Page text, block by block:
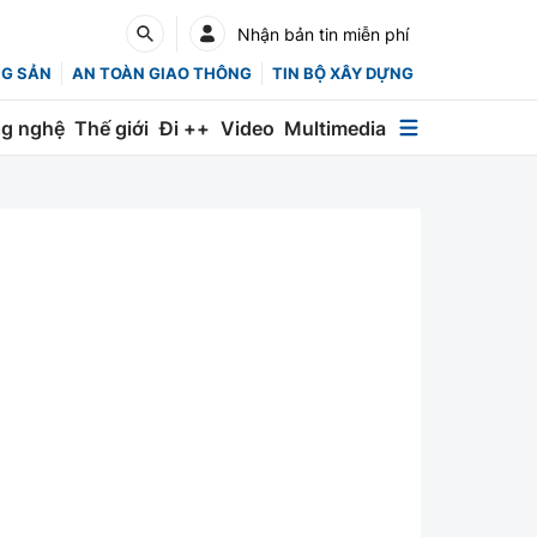
Nhận bản tin miễn phí
SẢN AN TOÀN GIAO THÔNG TIN BỘ XÂY DỰNG
nghệ Thế giới Đi ++ Video Multimedia